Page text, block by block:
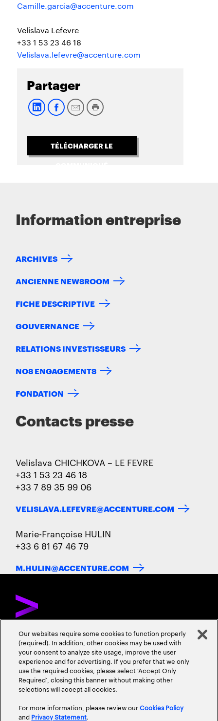
Camille.garcia@accenture.com
Velislava Lefevre
+33 1 53 23 46 18
Velislava.lefevre@accenture.com
Partager
TÉLÉCHARGER LE
Information entreprise
ARCHIVES
ANCIENNE NEWSROOM
FICHE DESCRIPTIVE
GOUVERNANCE
RELATIONS INVESTISSEURS
NOS ENGAGEMENTS
FONDATION
Contacts presse
Velislava CHICHKOVA – LE FEVRE
+33 1 53 23 46 18
+33 7 89 35 99 06
VELISLAVA.LEFEVRE@ACCENTURE.COM
Marie-Françoise HULIN
+33 6 81 67 46 79
M.HULIN@ACCENTURE.COM
DÉCOUVREZ ACCENTURENOUS CONTACTERCARRIÈRES
ADRESSES
Our websites require some cookies to function properly
(required). In addition, other cookies may be used with
your consent to analyze site usage, improve the user
experience and for advertising. If you prefer that we only
use the required cookies, please select ‘Accept Only
Required’, closing this banner without making other
selections will accept all cookies.
For more information, please review ourCookies Policy
and Privacy Statement.